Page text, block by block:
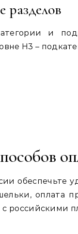
разделов
и
H3 –
обеспечьте
оплата
российскими